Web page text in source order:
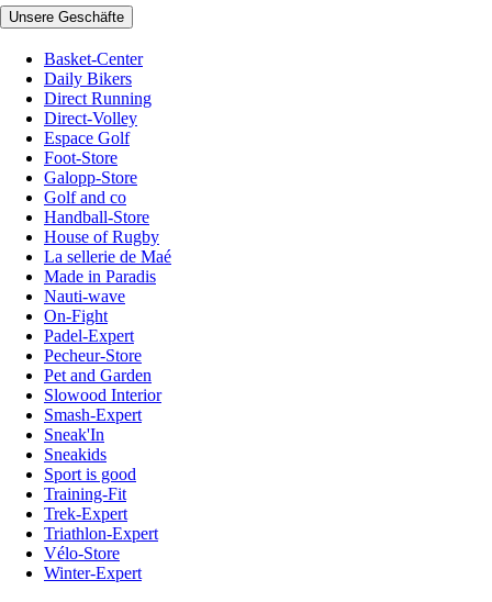
Unsere Geschäfte
Basket-Center
Daily Bikers
Direct Running
Direct-Volley
Espace Golf
Foot-Store
Galopp-Store
Golf and co
Handball-Store
House of Rugby
La sellerie de Maé
Made in Paradis
Nauti-wave
On-Fight
Padel-Expert
Pecheur-Store
Pet and Garden
Slowood Interior
Smash-Expert
Sneak'In
Sneakids
Sport is good
Training-Fit
Trek-Expert
Triathlon-Expert
Vélo-Store
Winter-Expert